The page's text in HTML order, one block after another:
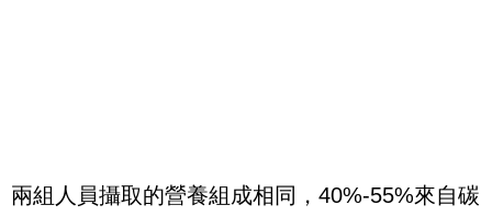
兩組人員攝取的營養組成相同，40%-55%來自碳